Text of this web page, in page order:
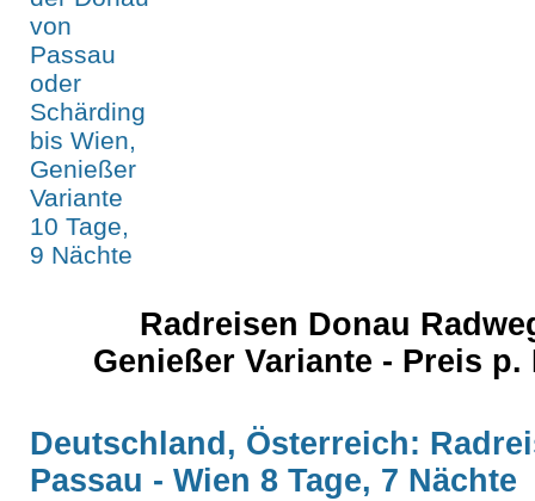
Radreisen Donau
Genießer Variante - Preis
Deutschland, Österreich:
Passau - Wien 8 Tage, 7 Nächte